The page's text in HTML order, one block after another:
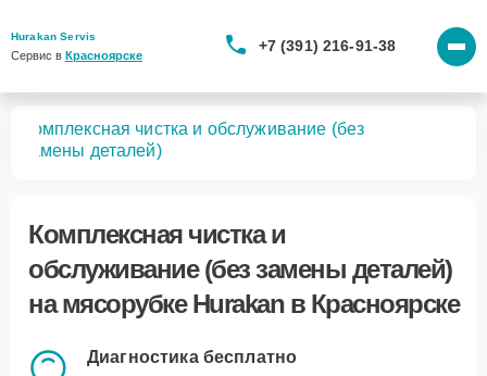
Hurakan Servis
Сервис в Красноярске
+7 (391) 216-91-38
Комплексная чистка и обслуживание (без
замены деталей)
Комплексная чистка и
обслуживание (без замены деталей)
на мясорубке Hurakan в Красноярске
Диагностика бесплатно